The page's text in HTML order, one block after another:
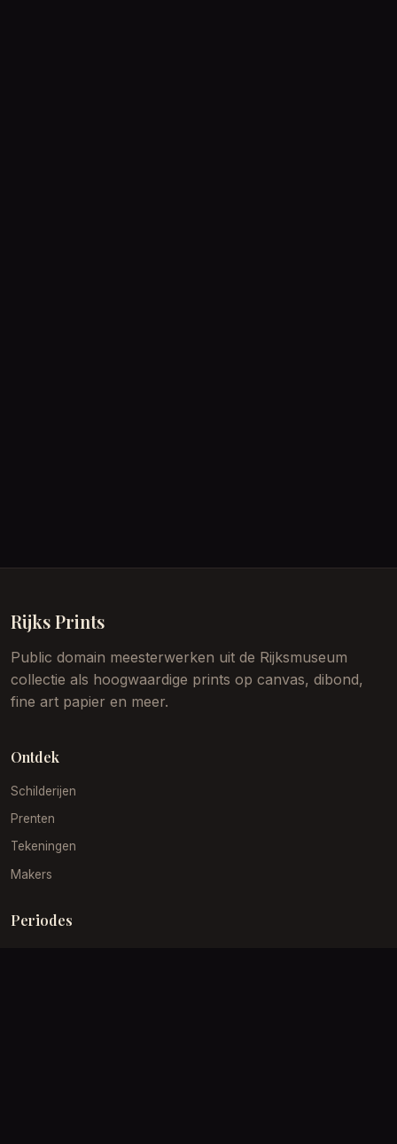
Rijks Prints
Public domain meesterwerken uit de Rijksmuseum
collectie als hoogwaardige prints op canvas, dibond,
fine art papier en meer.
Ontdek
Schilderijen
Prenten
Tekeningen
Makers
Periodes